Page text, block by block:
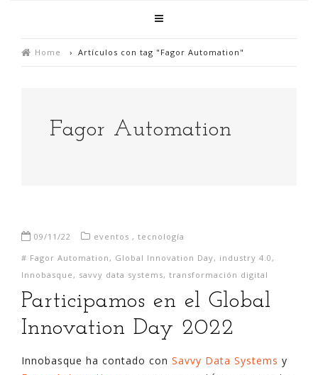
Home › Artículos con tag "Fagor Automation"
Fagor Automation
09/11/22 eventos , tecnología
# Fagor Automation , Global Innovation Day, industry 4.0 ,
Innobasque , savvy data systems, transformación digital
Participamos en el Global
Innovation Day 2022
Innobasque ha contado con Savvy Data Systems y